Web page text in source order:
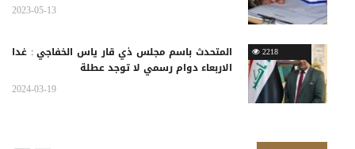
2023-05-13
2218
المتحدث باسم مجلس ذي قار ياس الخفاجي : غدا
الاربعاء دوام رسمي لا توجد عطلة
2024-03-19